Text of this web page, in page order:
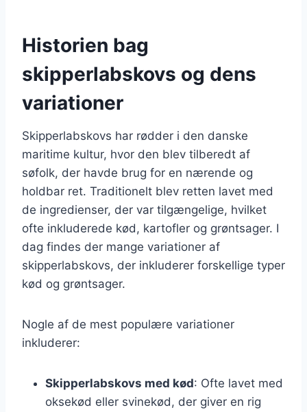
Historien bag
skipperlabskovs og dens
variationer
Skipperlabskovs har rødder i den danske
maritime kultur, hvor den blev tilberedt af
søfolk, der havde brug for en nærende og
holdbar ret. Traditionelt blev retten lavet med
de ingredienser, der var tilgængelige, hvilket
ofte inkluderede kød, kartofler og grøntsager. I
dag findes der mange variationer af
skipperlabskovs, der inkluderer forskellige typer
kød og grøntsager.
Nogle af de mest populære variationer
inkluderer:
Skipperlabskovs med kød: Ofte lavet med
oksekød eller svinekød, der giver en rig